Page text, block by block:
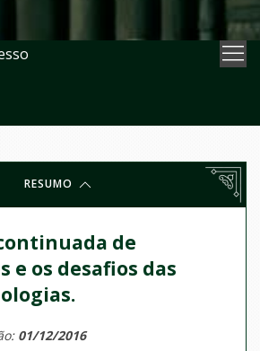
RESUMO
de
e os desafios das
01/12/2016